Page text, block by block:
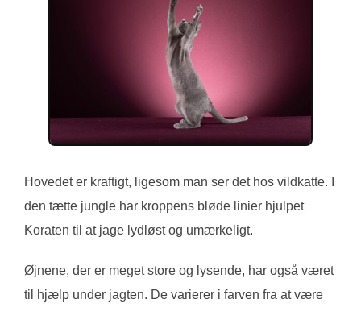
Hovedet er kraftigt, ligesom man ser det hos vildkatte. I
den tætte jungle har kroppens bløde linier hjulpet
Koraten til at jage lydløst og umærkeligt.
Øjnene, der er meget store og lysende, har også været
til hjælp under jagten. De varierer i farven fra at være